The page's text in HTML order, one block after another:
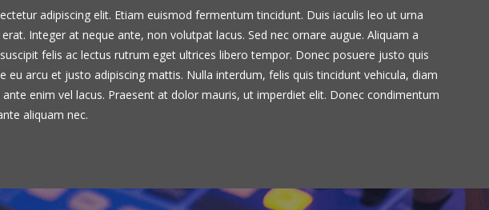
adipiscing elit. Etiam euismod fermentum tincidunt. Duis iaculis leo ut urna
Integer at neque ante, non volutpat lacus. Sed nec ornare augue. Aliquam a
felis ac lectus rutrum eget ultrices libero tempor. Donec posuere justo quis
eu arcu et justo adipiscing mattis. Nulla interdum, felis quis tincidunt vehicula, diam
enim vel lacus. Praesent at dolor mauris, ut imperdiet elit. Donec condimentum
aliquam nec.